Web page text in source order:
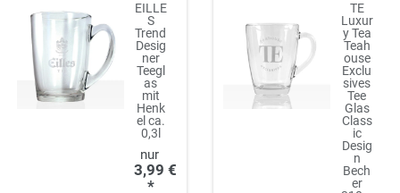
EILLE
S
Trend
Desig
ner
Teegl
as
mit
Henk
el ca.
0,3l
3,99 €
*
TE
Luxur
y Tea
Teah
ouse
Exclu
sives
Tee
Glas
Class
ic
Desig
n
Bech
er